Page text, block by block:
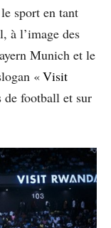
sport en tant
à l’image des
Munich et le
«Visit
de football et sur